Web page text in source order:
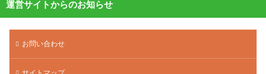
運営サイトからのお知らせ
お問い合わせ